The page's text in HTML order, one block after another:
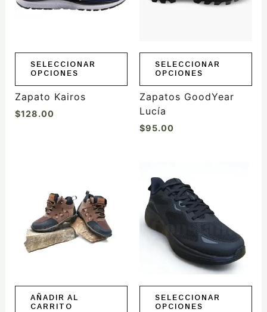
SELECCIONAR
OPCIONES
Las
elegir
la
página
de
Zapato Kairos
$128.00
SELECCIONAR
OPCIONES
Las
elegir
la
página
producto
Zapatos GoodYear
Lucía
$95.00
AÑADIR AL
CARRITO
SELECCIONAR
OPCIONES
producto
tiene
múltiples
variantes.
Las
opciones
elegir